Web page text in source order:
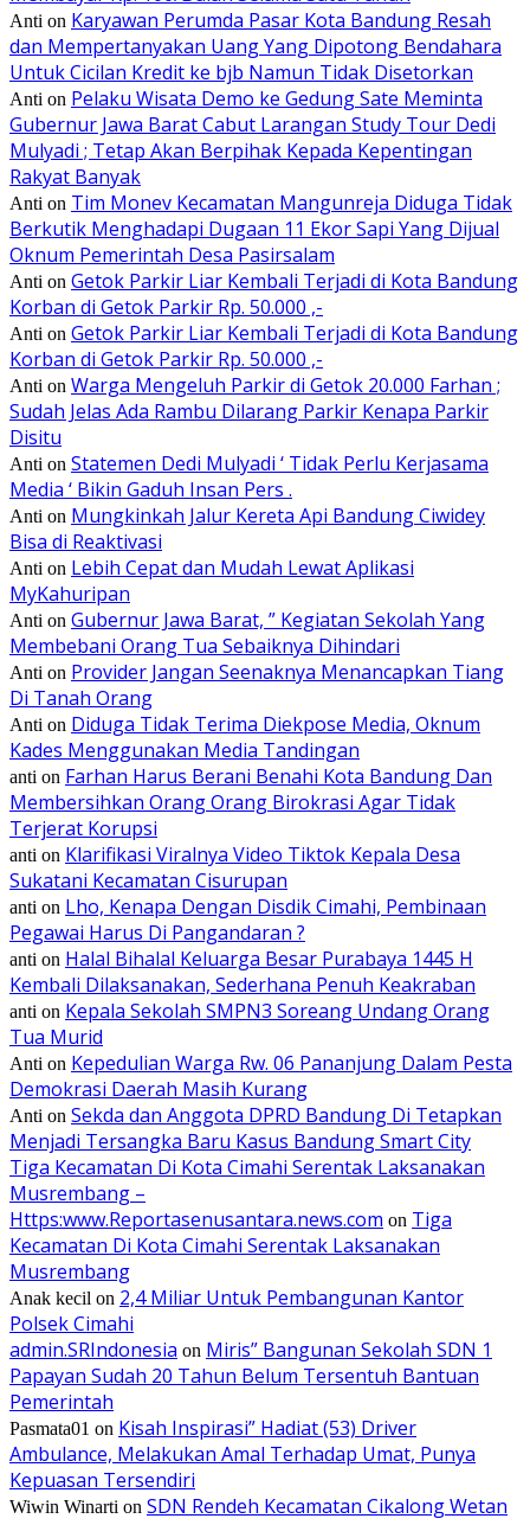
Anti on Karyawan Perumda Pasar Kota Bandung Resah
dan Mempertanyakan Uang Yang Dipotong Bendahara
Untuk Cicilan Kredit ke bjb Namun Tidak Disetorkan
Anti on Pelaku Wisata Demo ke Gedung Sate Meminta
Gubernur Jawa Barat Cabut Larangan Study Tour Dedi
Mulyadi ; Tetap Akan Berpihak Kepada Kepentingan
Rakyat Banyak
Anti on Tim Monev Kecamatan Mangunreja Diduga Tidak
Berkutik Menghadapi Dugaan 11 Ekor Sapi Yang Dijual
Oknum Pemerintah Desa Pasirsalam
Anti on Getok Parkir Liar Kembali Terjadi di Kota Bandung
Korban di Getok Parkir Rp. 50.000 ,-
Anti on Getok Parkir Liar Kembali Terjadi di Kota Bandung
Korban di Getok Parkir Rp. 50.000 ,-
Anti on Warga Mengeluh Parkir di Getok 20.000 Farhan ;
Sudah Jelas Ada Rambu Dilarang Parkir Kenapa Parkir
Disitu
Anti on Statemen Dedi Mulyadi ‘ Tidak Perlu Kerjasama
Media ‘ Bikin Gaduh Insan Pers .
Anti on Mungkinkah Jalur Kereta Api Bandung Ciwidey
Bisa di Reaktivasi
Anti on Lebih Cepat dan Mudah Lewat Aplikasi
MyKahuripan
Anti on Gubernur Jawa Barat, ” Kegiatan Sekolah Yang
Membebani Orang Tua Sebaiknya Dihindari
Anti on Provider Jangan Seenaknya Menancapkan Tiang
Di Tanah Orang
Anti on Diduga Tidak Terima Diekpose Media, Oknum
Kades Menggunakan Media Tandingan
anti on Farhan Harus Berani Benahi Kota Bandung Dan
Membersihkan Orang Orang Birokrasi Agar Tidak
Terjerat Korupsi
anti on Klarifikasi Viralnya Video Tiktok Kepala Desa
Sukatani Kecamatan Cisurupan
anti on Lho, Kenapa Dengan Disdik Cimahi, Pembinaan
Pegawai Harus Di Pangandaran ?
anti on Halal Bihalal Keluarga Besar Purabaya 1445 H
Kembali Dilaksanakan, Sederhana Penuh Keakraban
anti on Kepala Sekolah SMPN3 Soreang Undang Orang
Tua Murid
Anti on Kepedulian Warga Rw. 06 Pananjung Dalam Pesta
Demokrasi Daerah Masih Kurang
Anti on Sekda dan Anggota DPRD Bandung Di Tetapkan
Menjadi Tersangka Baru Kasus Bandung Smart City
Tiga Kecamatan Di Kota Cimahi Serentak Laksanakan
Musrembang –
Https:www.Reportasenusantara.news.com on Tiga
Kecamatan Di Kota Cimahi Serentak Laksanakan
Musrembang
Anak kecil on 2,4 Miliar Untuk Pembangunan Kantor
Polsek Cimahi
admin.SRIndonesia on Miris” Bangunan Sekolah SDN 1
Papayan Sudah 20 Tahun Belum Tersentuh Bantuan
Pemerintah
Pasmata01 on Kisah Inspirasi” Hadiat (53) Driver
Ambulance, Melakukan Amal Terhadap Umat, Punya
Kepuasan Tersendiri
Wiwin Winarti on SDN Rendeh Kecamatan Cikalong Wetan